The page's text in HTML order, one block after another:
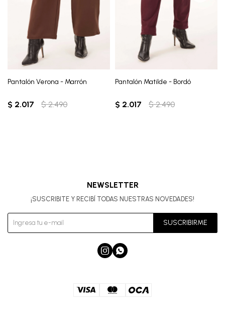
Pantalón Verona - Marrón
$ 2.017 $ 2.490
Pantalón Matilde - Bordó
$ 2.017 $ 2.490
NEWSLETTER
¡SUSCRIBITE Y RECIBÍ TODAS NUESTRAS NOVEDADES!
SUSCRIBIRME
 